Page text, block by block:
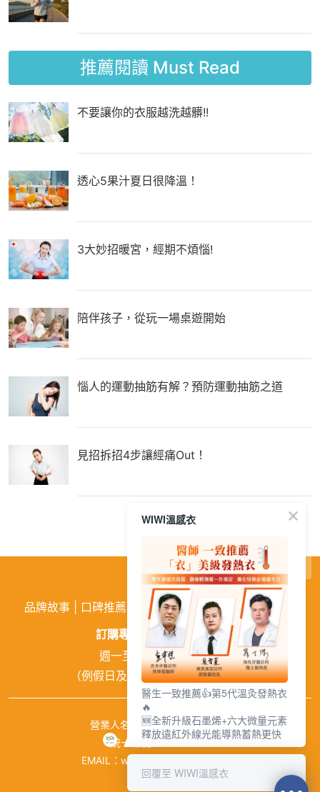
推薦閱讀 Must Read
不要讓你的衣服越洗越髒!!
透心5果汁夏日很降溫！
3大妙招暖宮，經期不煩惱!
陪伴孩子，從玩一場桌遊開始
惱人的運動抽筋有解？預防運動抽筋之道
見招拆招4步讓經痛Out！
品牌故事 口碑推薦 購物需知 | 活動訊息 |企業徵才
訂購專線:
02-26026810
週一至週五 9:00~18:00
（例假日及中午12:00~13:00休息）
營業人名稱：興濠企業有限公司
統一編號：84941651
EMAIL：wiwishop168@gmail.com
©wiwi.com
WIWI溫感衣
醫生一致推薦👍第5代溫灸發熱衣
🔥
🆕全新升級石墨烯+六大微量元素
釋放遠紅外線光能導熱蓄熱更快
回覆至 WIWI溫感衣